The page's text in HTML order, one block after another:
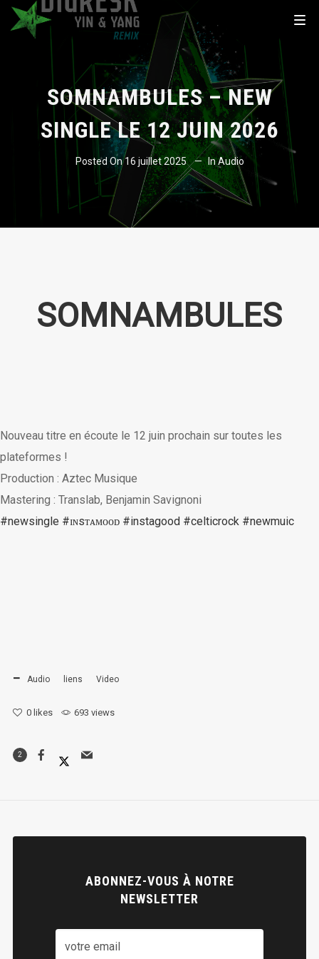
SOMNAMBULES – NEW
SINGLE LE 12 JUIN 2026
Posted On16 juillet 2025 InAudio
SOMNAMBULES
Nouveau titre en écoute le 12 juin prochain sur toutes les
plateformes !
Production : Aztec Musique
Mastering : Translab, Benjamin Savignoni
#newsingle #ɪɴsᴛᴀᴍᴏᴏᴅ #instagood #celticrock #newmuic
Audio liens Video
0 likes 693 views
2
ABONNEZ-VOUS À NOTRE
NEWSLETTER